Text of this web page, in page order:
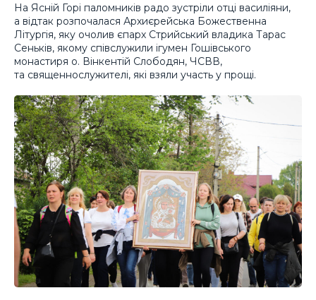
На Ясній Горі паломників радо зустріли отці василіяни,
а відтак розпочалася Архиєрейська Божественна
Літургія, яку очолив єпарх Стрийський владика Тарас
Сеньків, якому співслужили ігумен Гошівського
монастиря о. Вінкентій Слободян, ЧСВВ,
та священнослужителі, які взяли участь у прощі.